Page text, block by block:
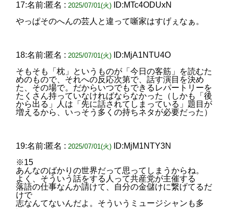
17:名前:匿名 : 2025/07/01(火)
ID:MTc4ODUxN
やっぱそのへんの芸人と違って噺家はすげぇなぁ。
18:名前:匿名 : 2025/07/01(火)
ID:MjA1NTU4O
そもそも「枕」というものが「今日の客筋」を読むた
めのもので、それへの反応次第で、話す演目を決め
た、その場で。だからいつでもできるレパートリーを
たくさん持っていなければならなかった（しかも「後
から出る」人は「先に話されてしまっている」題目が
増えるから、いっそう多くの持ちネタが必要だった）
19:名前:匿名 : 2025/07/01(火)
ID:MjM1NTY3N
※15
あんなのばかりの世界だって思ってしまうからね。
よく、そういう話をする人って共産党が主催する
落語の仕事なんか請けて、自分の金儲けに繋げてるだ
けで
志なんてないんだよ。そういうミュージシャンも多